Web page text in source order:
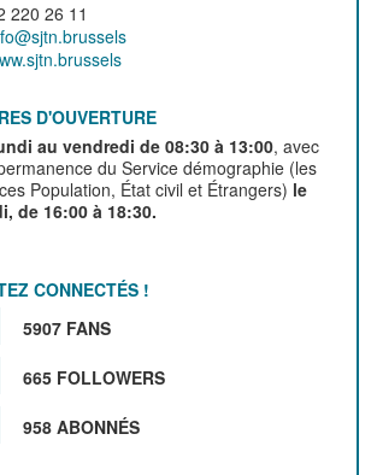
220 26 11
D'OUVERTURE
au vendredi de 08:30 à 13:00, avec
du Service démographie (les
Population, État civil et Étrangers) le
de 16:00 à 18:30.
CONNECTÉS !
5907 FANS
665 FOLLOWERS
958 ABONNÉS